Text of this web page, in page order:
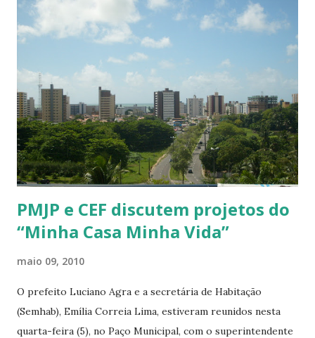
Turismo e Desenvolvimento Econômico (SETDE), Diego
Tavares, disse que a participação da Paraíba “é uma
excelente oportunidade para inseri-la na rota do
desenvolvimento mundial, considerando a grandiosidade do
evento, já que contará com a participação de empresários e
investidores do mundo inteiro”. Ele informou que o
Governo da Paraíba terá um estande institucional no
evento, para divulgar as potencialidades e oportunidades
que o Estado oferece, além de participar de reuniões e
rodadas de negócios c...
PMJP e CEF discutem projetos do
“Minha Casa Minha Vida”
maio 09, 2010
O prefeito Luciano Agra e a secretária de Habitação
(Semhab), Emília Correia Lima, estiveram reunidos nesta
quarta-feira (5), no Paço Municipal, com o superintendente